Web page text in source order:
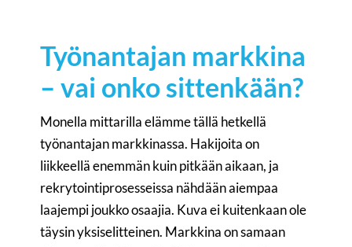
Työnantajan markkina
– vai onko sittenkään?
Monella mittarilla elämme tällä hetkellä
työnantajan markkinassa. Hakijoita on
liikkeellä enemmän kuin pitkään aikaan, ja
rekrytointiprosesseissa nähdään aiempaa
laajempi joukko osaajia. Kuva ei kuitenkaan ole
täysin yksiselitteinen. Markkina on samaan